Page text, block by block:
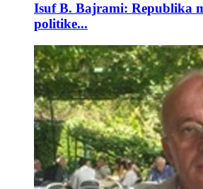
Isuf B. Bajrami: Republika
politike...